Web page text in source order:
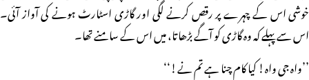
خوشی اس کے چہرے پر رقص کرنے لگی اور گاڑی اسٹارٹ ہونے کی آواز آئی۔
اس سے پہلے کہ وہ گاڑی کو آگے بڑھاتا، میں اس کے سامنے تھا۔
’’واہ جی واہ! کیا کام چنا ہے تم نے!‘‘